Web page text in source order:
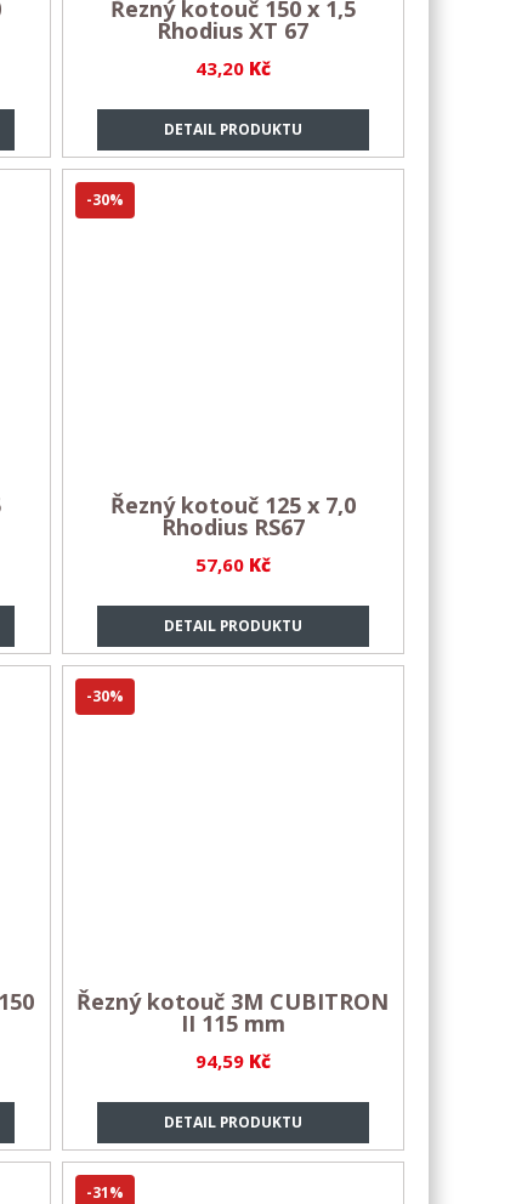
43,20 Kč
DETAIL PRODUKTU
Řezný kotouč 150 x 1,5
Rhodius XT 67
57,60 Kč
DETAIL PRODUKTU
Řezný kotouč 125 x 7,0
Rhodius RS67
-30%
94,59 Kč
DETAIL PRODUKTU
Řezný kotouč 3M CUBITRON
II 115 mm
-30%
-31%